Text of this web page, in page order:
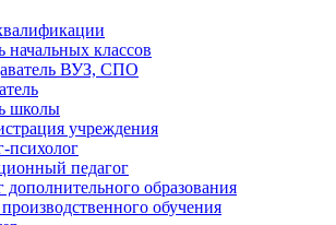
начальных классов
ВУЗ, СПО
школы
учреждения
психолог
педагог
дополнительного образования
обучения